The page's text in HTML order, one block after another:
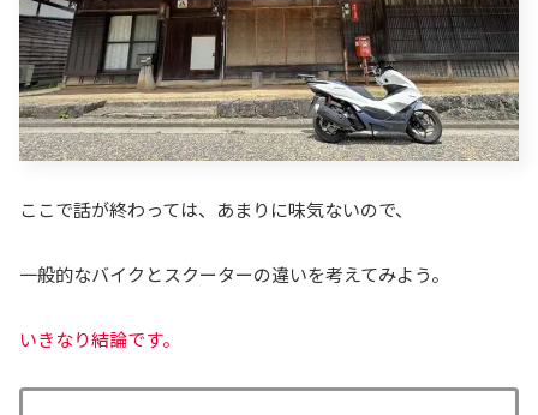
ここで話が終わっては、あまりに味気ないので、
一般的なバイクとスクーターの違いを考えてみよう。
いきなり結論です。